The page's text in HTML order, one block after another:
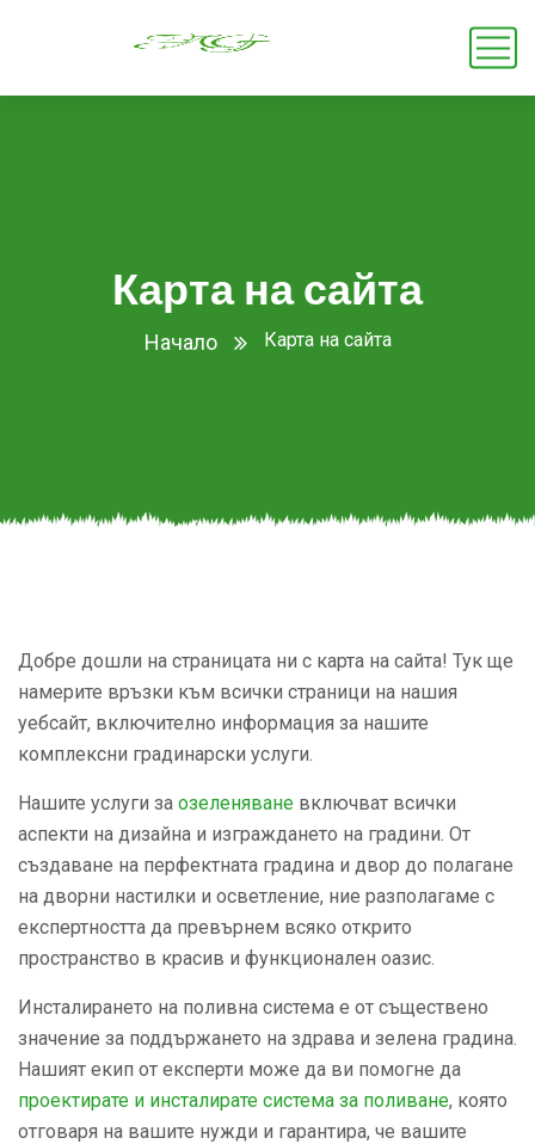
Карта на сайта
Начало Карта на сайта
Добре дошли на страницата ни с карта на сайта! Тук ще
намерите връзки към всички страници на нашия
уебсайт, включително информация за нашите
комплексни градинарски услуги.
Нашите услуги за озеленяване включват всички
аспекти на дизайна и изграждането на градини. От
създаване на перфектната градина и двор до полагане
на дворни настилки и осветление, ние разполагаме с
експертността да превърнем всяко открито
пространство в красив и функционален оазис.
Инсталирането на поливна система е от съществено
значение за поддържането на здрава и зелена градина.
Нашият екип от експерти може да ви помогне да
проектирате и инсталирате система за поливане, която
отговаря на вашите нужди и гарантира, че вашите